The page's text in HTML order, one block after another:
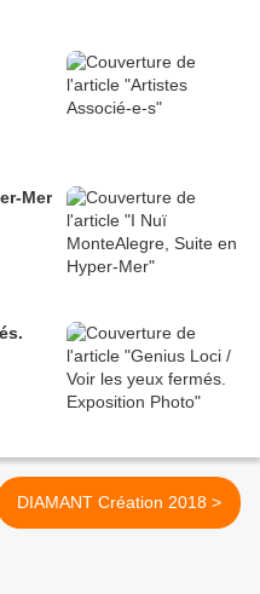
Mer
DIAMANT Création 2018 >